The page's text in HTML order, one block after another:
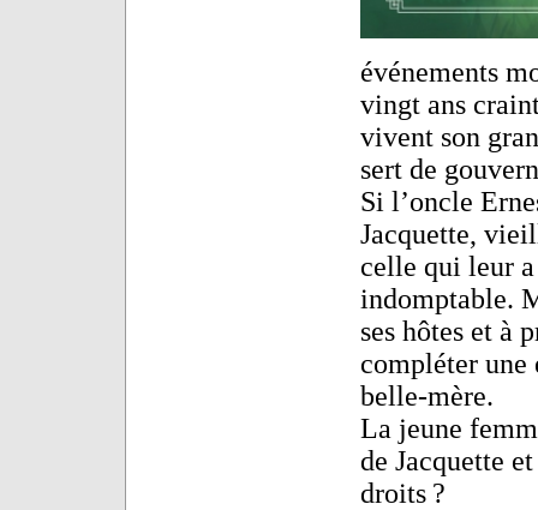
événements
vingt ans
vivent son
sert de
Si l’oncle
Jacquette,
celle qui leur
indomptable.
ses hôtes et à
compléter une
belle-mère.
La jeune
de Jacquette
droits ?